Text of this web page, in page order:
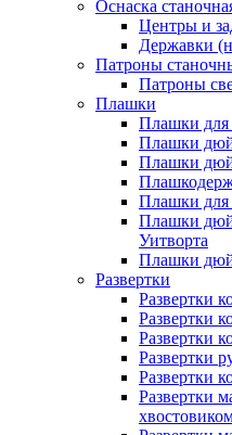
Оснаска
Центры и
Державки
Патроны
Патроны
Плашки
Плашки для
Плашки
Плашки
Плашки
Плашки
Уитворта
Плашки
Развертки
Развертки
Развертки
Развертки
Развертки
Развертки
Развертки